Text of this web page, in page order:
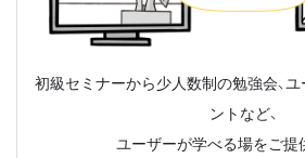
初級セミナーから少人数制の勉強会、
ントなど、
ユーザーが学べる場をご提